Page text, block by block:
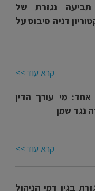
נגזרת של
דניה סיבוס על
קרא עוד >>
אחד: מי עורך הדין
נגד שמן
קרא עוד >>
בגין דמי הניהול